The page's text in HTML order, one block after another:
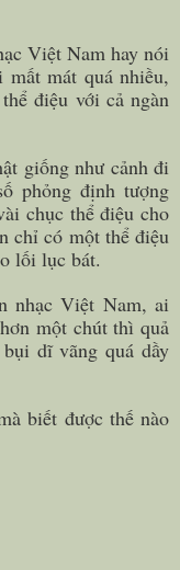
Việt Nam hay nói
mát quá nhiều,
điệu với cả ngàn
giống như cảnh đi
phỏng định tượng
chục thể điệu cho
chỉ có một thể điệu
lối lục bát.
nhạc Việt Nam, ai
một chút thì quả
dĩ vãng quá dầy
biết được thế nào